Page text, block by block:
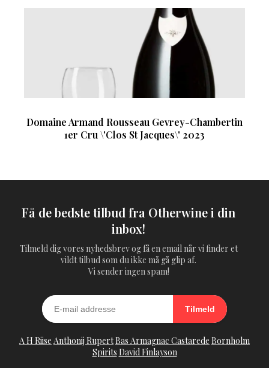
Domaine Armand Rousseau Gevrey-Chambertin
1er Cru \'Clos St Jacques\' 2023
Få de bedste tilbud fra Otherwine i din
inbox!
Tilmeld dig vores nyhedsbrev og få en email når vi finder et
vildt tilbud som du ikke må gå glip af.
Vi sender ingen spam!
Tilmeld
A H Riise Anthonij RupertBas Armagnac Castarede Bornholm
Spirits David Finlayson